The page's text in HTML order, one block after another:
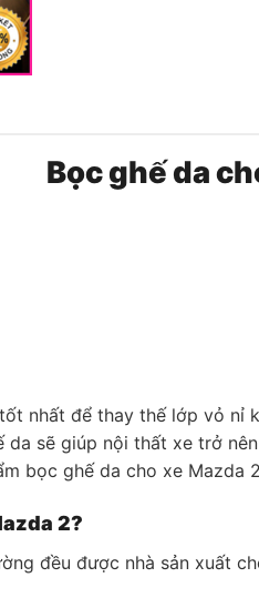
Bọc ghế da
nhất để thay thế lớp vỏ nỉ
sẽ giúp nội thất xe trở
bọc ghế da cho xe
2?
đều được nhà sản xuất